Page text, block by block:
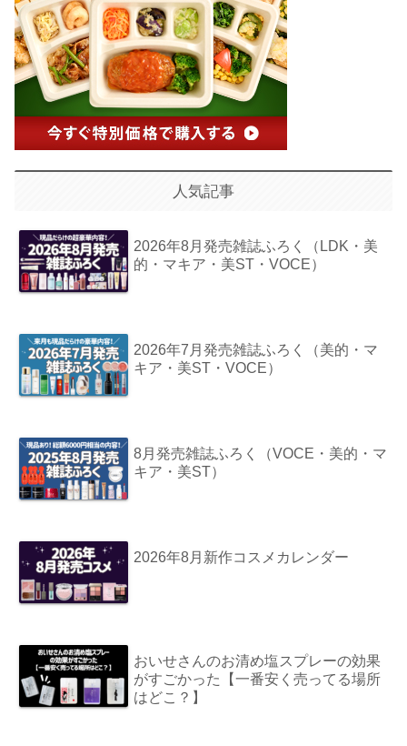
人気記事
2026年8月発売雑誌ふろく（LDK・美
的・マキア・美ST・VOCE）
2026年7月発売雑誌ふろく（美的・マ
キア・美ST・VOCE）
8月発売雑誌ふろく（VOCE・美的・マ
キア・美ST）
2026年8月新作コスメカレンダー
おいせさんのお清め塩スプレーの効果
がすごかった【一番安く売ってる場所
はどこ？】